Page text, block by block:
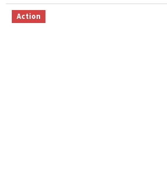
Action